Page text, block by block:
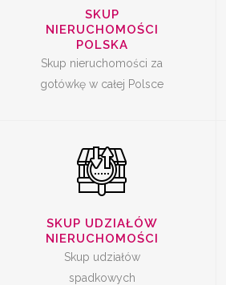
SKUP
NIERUCHOMOŚCI
POLSKA
Skup nieruchomości za
gotówkę w całej Polsce
SKUP UDZIAŁÓW
NIERUCHOMOŚCI
Skup udziałów
spadkowych
SKUP UDZIAŁÓW W
NIERUCHOMOŚCI
SKUP SPALONYCH
NIERUCHOMOŚCI